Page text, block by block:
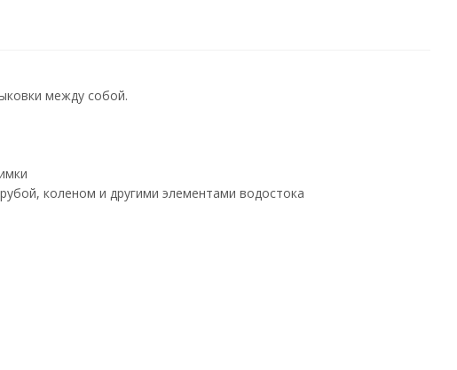
между собой.
коленом и другими элементами водостока